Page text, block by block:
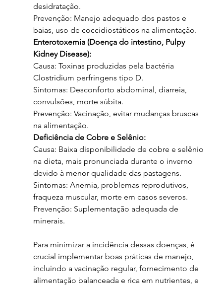
desidratação.
Prevenção: Manejo adequado dos pastos e
baias, uso de coccidiostáticos na alimentação.
Enterotoxemia (Doença do intestino, Pulpy
Kidney Disease):
Causa: Toxinas produzidas pela bactéria
Clostridium perfringens tipo D.
Sintomas: Desconforto abdominal, diarreia,
convulsões, morte súbita.
Prevenção: Vacinação, evitar mudanças bruscas
na alimentação.
Deficiência de Cobre e Selênio:
Causa: Baixa disponibilidade de cobre e selênio
na dieta, mais pronunciada durante o inverno
devido à menor qualidade das pastagens.
Sintomas: Anemia, problemas reprodutivos,
fraqueza muscular, morte em casos severos.
Prevenção: Suplementação adequada de
minerais.
Para minimizar a incidência dessas doenças, é
crucial implementar boas práticas de manejo,
incluindo a vacinação regular, fornecimento de
alimentação balanceada e rica em nutrientes, e